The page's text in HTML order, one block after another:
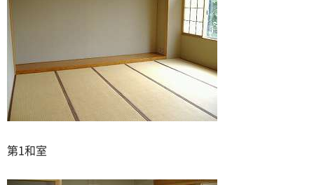
第1和室